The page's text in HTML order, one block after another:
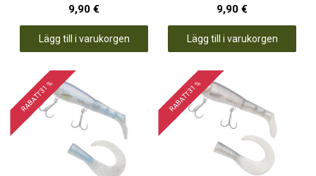
9,90 €
Lägg till i varukorgen
9,90 €
Lägg till i varukorgen
RABATT 31 % RABATT 31 %